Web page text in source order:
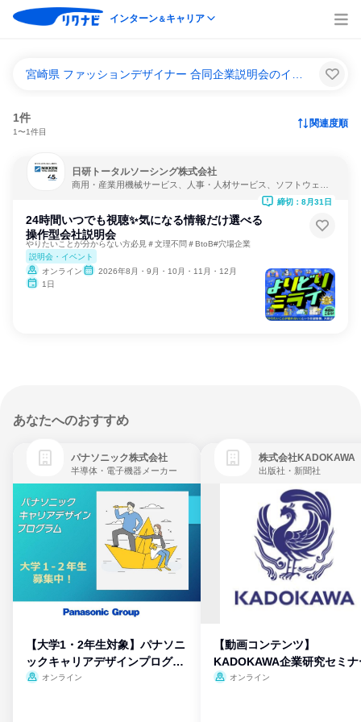
インターン＆キャリア
1件
1〜1件目
関連度順
日研トータルソーシング株式会社
商用・産業用機械サービス、人事・人材サービス、ソフトウェア
24時間いつでも視聴✨気になる情報だけ選べる
操作型会社説明会
やりたいことが分からない方必見＃文理不問＃BtoB#穴場企業
説明会・イベント
オンライン
2026年8月・9月・10月・11月・12月
1日
締切：8月31日
あなたへのおすすめ
パナソニック株式会社
半導体・電子機器メーカー
【大学1・2年生対象】パナソニ
ックキャリアデザインプログラ
ム
オンライン
株式会社KADOKAWA
出版社・新聞社
【動画コンテンツ】
KADOKAWA企業研究セミナ
オンライン